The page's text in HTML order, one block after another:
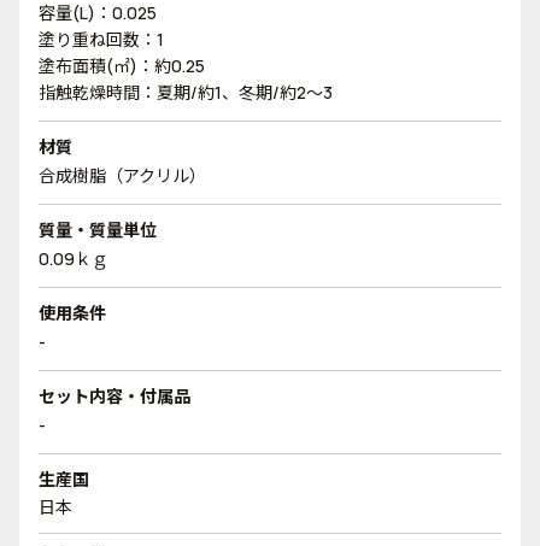
容量(L)：0.025
塗り重ね回数：1
塗布面積(㎡)：約0.25
指触乾燥時間：夏期/約1、冬期/約2～3
材質
合成樹脂（アクリル）
質量・質量単位
0.09ｋｇ
使用条件
-
セット内容・付属品
-
生産国
日本